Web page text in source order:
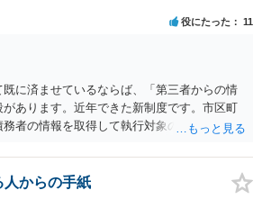
役にたった 11
に済ませているならば、「第三者からの情
あります。近年できた新制度です。市区町
者の情報を取得して執行対象の財産を探す
式情報、④勤務先（給与の支給者）情報で
報が取得できるのは、相談者様の債権が、
人からの手紙